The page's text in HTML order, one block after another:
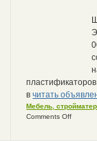
вчитать
Мебель,
Comments Off